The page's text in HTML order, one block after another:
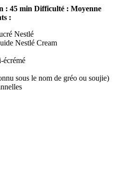
: 45 min Difficulté : Moyenne
:
Nestlé
Nestlé Cream
écrémé
sous le nom de gréo ou soujie)